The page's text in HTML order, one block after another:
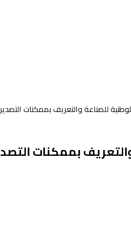
للصناعة والتعريف بممكنات
بممكنات